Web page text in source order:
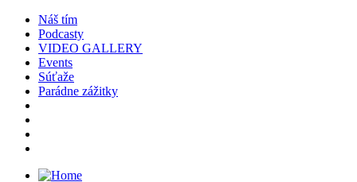
Náš tím
Podcasty
VIDEO GALLERY
Events
Súťaže
Parádne zážitky